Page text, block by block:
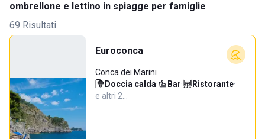
ombrellone e lettino in spiagge per famiglie
69 Risultati
Euroconca
Conca dei Marini
Doccia calda· Bar· Ristorante·
e altri 2…